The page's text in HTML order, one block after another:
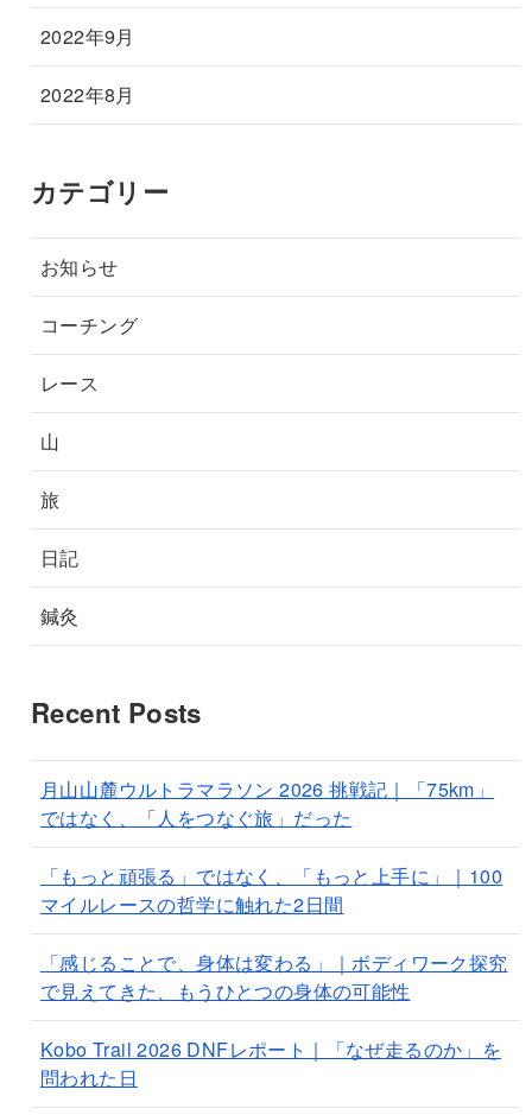
2022年9月
2022年8月
カテゴリー
お知らせ
コーチング
レース
山
旅
日記
鍼灸
Recent Posts
月山山麓ウルトラマラソン 2026 挑戦記｜「75km」
ではなく、「人をつなぐ旅」だった
「もっと頑張る」ではなく、「もっと上手に」｜100
マイルレースの哲学に触れた2日間
「感じることで、身体は変わる」｜ボディワーク探究
で見えてきた、もうひとつの身体の可能性
Kobo Trail 2026 DNFレポート｜「なぜ走るのか」を
問われた日